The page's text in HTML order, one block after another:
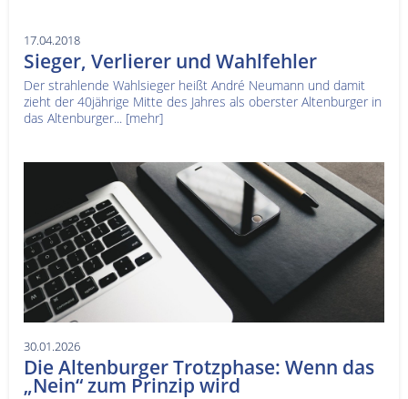
17.04.2018
Sieger, Verlierer und Wahlfehler
Der strahlende Wahlsieger heißt André Neumann und damit
zieht der 40jährige Mitte des Jahres als oberster Altenburger in
das Altenburger... [mehr]
30.01.2026
Die Altenburger Trotzphase: Wenn das
„Nein“ zum Prinzip wird